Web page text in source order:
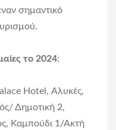
σημαντικό
.
το 2024:
Hotel, Αλυκές,
Δημοτική 2,
Καμπούδι 1/Ακτή